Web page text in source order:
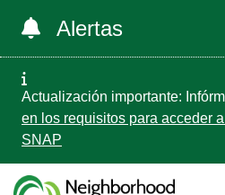
Alertas
Actualización importante:
en los requisitos para acceder
SNAP